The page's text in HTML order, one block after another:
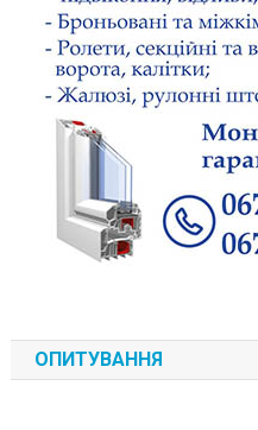
ОПИТУВАННЯ